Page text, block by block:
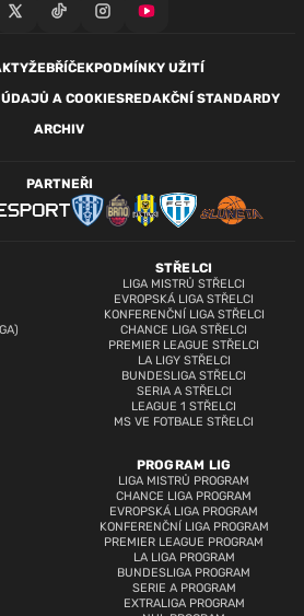
ŽEBŘÍČEKPODMÍNKY UŽITÍ
A COOKIESREDAKČNÍ STANDARDY
ARCHIV
STŘELCI
LIGA MISTRŮ STŘELCI
EVROPSKÁ LIGA STŘELCI
KONFERENČNÍ LIGA STŘELCI
CHANCE LIGA STŘELCI
PREMIER LEAGUE STŘELCI
LA LIGY STŘELCI
BUNDESLIGA STŘELCI
SERIA A STŘELCI
LEAGUE 1 STŘELCI
MS VE FOTBALE STŘELCI
PROGRAM LIG
LIGA MISTRŮ PROGRAM
CHANCE LIGA PROGRAM
EVROPSKÁ LIGA PROGRAM
KONFERENČNÍ LIGA PROGRAM
PREMIER LEAGUE PROGRAM
LA LIGA PROGRAM
BUNDESLIGA PROGRAM
SERIE A PROGRAM
EXTRALIGA PROGRAM
PARTNEŘI